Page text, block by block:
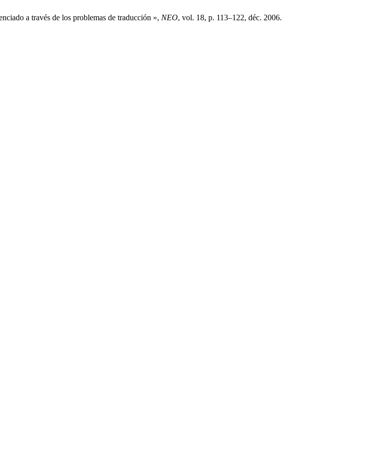
a través de los problemas de traducción », NEO, vol. 18, p. 113–122, déc. 2006.